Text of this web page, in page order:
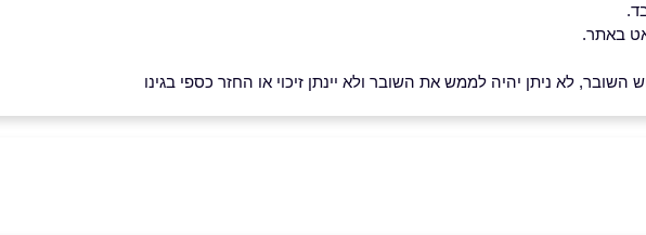
באתר.
לא ניתן יהיה לממש את השובר ולא יינתן זיכוי או החזר כספי בגינו